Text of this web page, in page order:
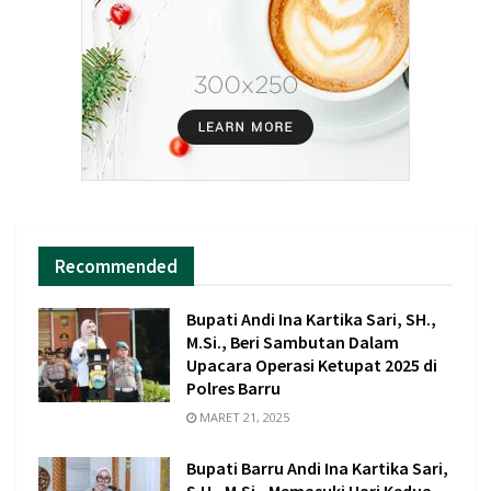
Recommended
Bupati Andi Ina Kartika Sari, SH.,
M.Si., Beri Sambutan Dalam
Upacara Operasi Ketupat 2025 di
Polres Barru
MARET 21, 2025
Bupati Barru Andi Ina Kartika Sari,